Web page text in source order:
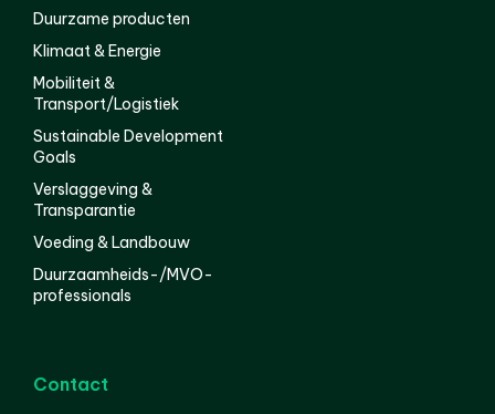
Duurzame producten
Klimaat & Energie
Mobiliteit &
Transport/Logistiek
Sustainable Development
Goals
Verslaggeving &
Transparantie
Voeding & Landbouw
Duurzaamheids-/MVO-
professionals
Contact